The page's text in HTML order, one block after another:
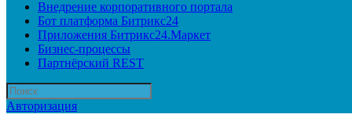
Внедрение корпоративного портала
Бот платформа Битрикс24
Приложения Битрикс24.Маркет
Бизнес-процессы
Партнёрский REST
Авторизация